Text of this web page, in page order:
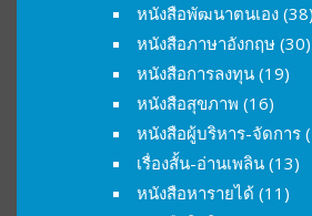
หนังสือพัฒนาตนเอง (38)
หนังสือภาษาอังกฤษ (30)
หนังสือการลงทุน (19)
หนังสือสุขภาพ (16)
หนังสือผู้บริหาร-จัดการ
เรื่องสั้น-อ่านเพลิน (13)
หนังสือหารายได้ (11)